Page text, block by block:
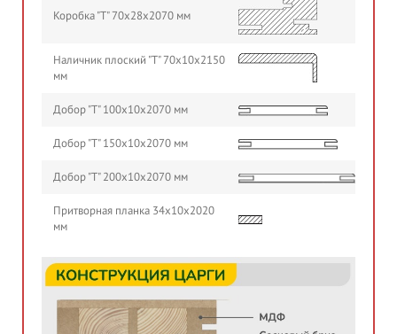
Коробка "Т" 70х28х2070 мм
Наличник плоский "Т" 70х10х2150
мм
Добор "Т" 100х10х2070 мм
Добор "Т" 150х10х2070 мм
Добор "Т" 200х10х2070 мм
Притворная планка 34х10х2020
мм